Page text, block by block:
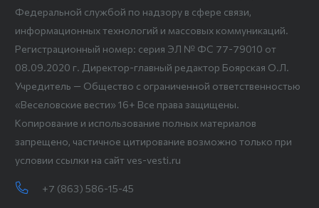
Федеральной службой по надзору в сфере связи,
информационных технологий и массовых коммуникаций.
Регистрационный номер: серия ЭЛ № ФС 77-79010 от
08.09.2020 г. Директор-главный редактор Боярская О.Л.
Учредитель — Общество с ограниченной ответственностью
«Веселовские вести» 16+ Все права защищены.
Копирование и использование полных материалов
запрещено, частичное цитирование возможно только при
условии ссылки на сайт ves-vesti.ru
+7 (863) 586-15-45